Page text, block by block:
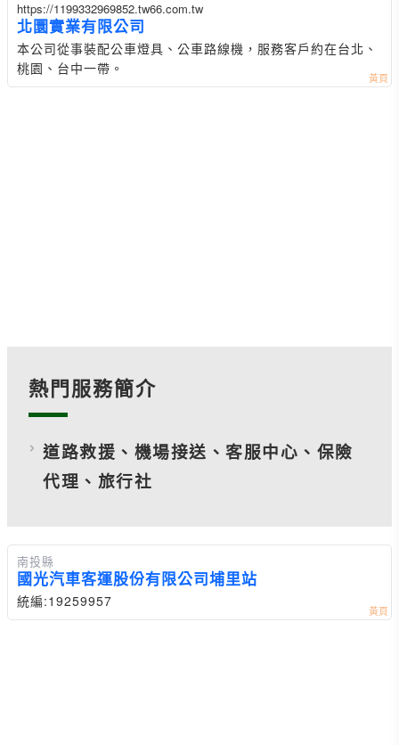
https://1199332969852.tw66.com.tw
北圜實業有限公司
本公司從事裝配公車燈具、公車路線機，服務客戶約在台北、
桃園、台中一帶。
熱門服務簡介
道路救援、機場接送、客服中心、保險
代理、旅行社
南投縣
國光汽車客運股份有限公司埔里站
統編:19259957